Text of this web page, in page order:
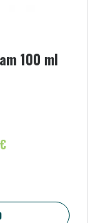
100 ml